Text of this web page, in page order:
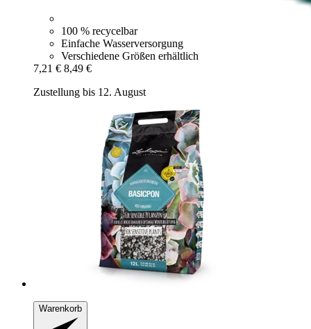
100 % recycelbar
Einfache Wasserversorgung
Verschiedene Größen erhältlich
7,21 € 8,49 €
Zustellung bis 12. August
Warenkorb